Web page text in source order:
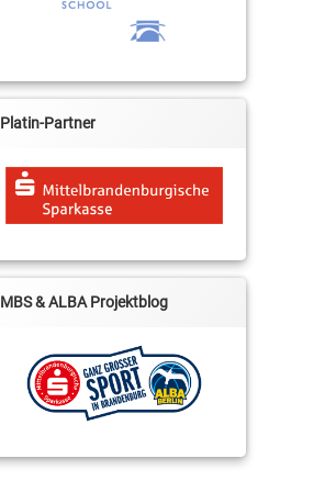
Platin-Partner
MBS & ALBA Projektblog